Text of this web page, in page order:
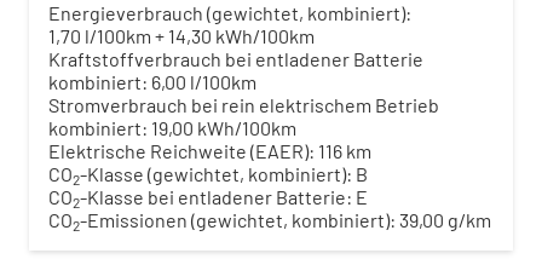
Energieverbrauch (gewichtet, kombiniert):
1,70 l/100km + 14,30 kWh/100km
Kraftstoffverbrauch bei entladener Batterie
kombiniert: 6,00 l/100km
Stromverbrauch bei rein elektrischem Betrieb
kombiniert: 19,00 kWh/100km
Elektrische Reichweite (EAER): 116 km
CO2-Klasse (gewichtet, kombiniert): B
CO2-Klasse bei entladener Batterie: E
CO2-Emissionen (gewichtet, kombiniert): 39,00 g/km